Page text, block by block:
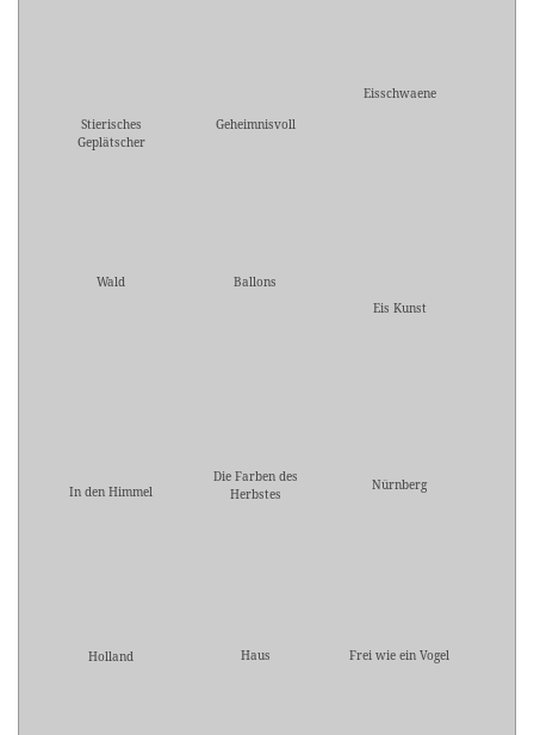
Stierisches
Geplätscher
Geheimnisvoll
Eisschwaene
Wald
Ballons
Eis Kunst
In den Himmel
Die Farben des
Herbstes
Nürnberg
Holland Haus Frei wie ein Vogel